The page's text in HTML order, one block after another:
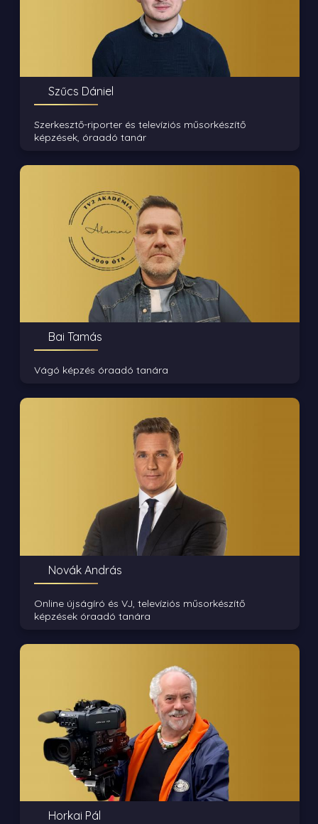
Szűcs Dániel
Szerkesztő-riporter és televíziós műsorkészítő
képzések, óraadó tanár
Bai Tamás
Vágó képzés óraadó tanára
Novák András
Online újságíró és VJ, televíziós műsorkészítő
képzések óraadó tanára
Horkai Pál